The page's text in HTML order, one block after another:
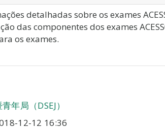
detalhadas sobre os exames
das componentes dos exames
os exames.
年局（DSEJ）
12-12 16:36